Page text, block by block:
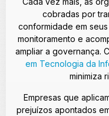
cobradas por
conformidade em
monitoramento e
ampliar a governança.
em Tecnologia da
minimiza
Empresas que
prejuízos apontados